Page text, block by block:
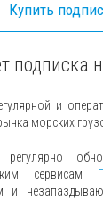
Купить
подписка
и
морских
сервисам
и